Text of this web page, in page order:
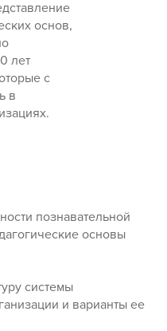
основ,
лет
с
в
познавательной
основы
системы
и варианты ее